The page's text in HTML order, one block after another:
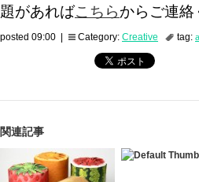
題があればこちらからご連
posted 09:00 | Category: Creative tag:
関連記事